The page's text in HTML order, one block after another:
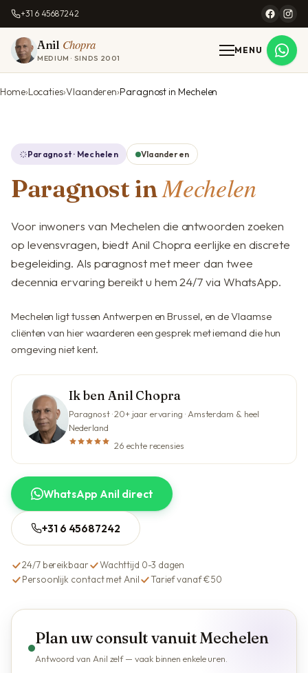
+31 6 45687242
Anil Chopra
MEDIUM · SINDS 2001
MENU
Home Locaties Vlaanderen Paragnost in Mechelen
Paragnost · Mechelen Vlaanderen
Paragnost inMechelen
Voor inwoners van Mechelen die antwoorden zoeken
op levensvragen, biedt Anil Chopra eerlijke en discrete
begeleiding. Als paragnost met meer dan twee
decennia ervaring bereikt u hem 24/7 via WhatsApp.
Mechelen ligt tussen Antwerpen en Brussel, en de Vlaamse
cliënten van hier waarderen een gesprek met iemand die hun
omgeving niet kent.
Ik ben Anil Chopra
Paragnost · 20+ jaar ervaring · Amsterdam & heel
Nederland
26 echte recensies
WhatsApp Anil direct
+31 6 45687242
24/7 bereikbaar
Wachttijd 0-3 dagen
Persoonlijk contact met Anil
Tarief vanaf €50
Plan uw consult vanuit Mechelen
Antwoord van Anil zelf — vaak binnen enkele uren.